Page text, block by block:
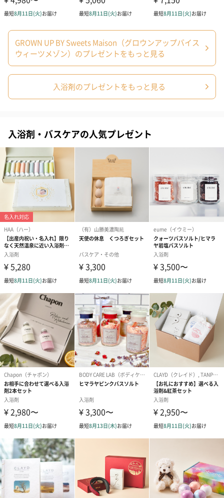
ラッピング
ギフトラッピングを施してお届けいたします。
日】（グレー）M（550
円）
日】（スモーキーピン
ク）M（550円）
包装紙
ラッピングを施してお届けいたします。
ゴールド（390円） ピンク（390円） グリーン（
のしカード
商品の形質上、のしを直接添付できない商品にのし風のカードを
同梱します。
※のし下はご記入いただけません。
※カードのデザインは一部変更する場合があります。
結婚祝い（御結婚御
出産祝い（御出産御
内祝い_蝶結
GROWN UP BY Sweets Maison（グロウンアップバイス
ウィーツメゾン）のプレゼントをもっと見る
入浴剤のプレゼントをもっと見る
入浴剤・バスケアの人気プレゼント